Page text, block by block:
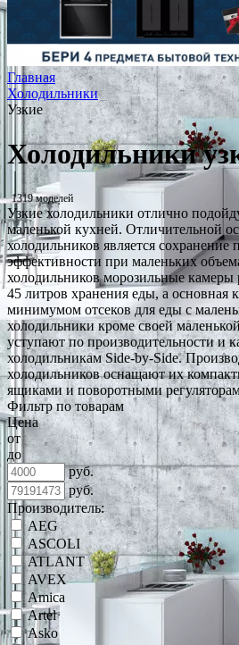
Главная
Холодильники
Узкие
Холодильники
1319 моделей
Узкие холодильники отлично
маленькой кухней. Отличительной
холодильников является сохранение
эффективности при маленьких
холодильников морозильные камеры
45 литров хранения еды, а основная
минимумом отсеков для еды с
холодильники кроме своей
уступают по производительности и
холодильникам Side-by-Side.
холодильников оснащают их
ящиками и поворотными
Фильтр по товарам
Цена
от
до
руб.
руб.
Производитель:
AEG
ASCOLI
ATLANT
AVEX
Amica
Artel
Asko